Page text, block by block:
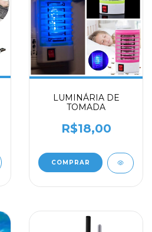
LUMINÁRIA DE
TOMADA
R$18,00
COMPRAR